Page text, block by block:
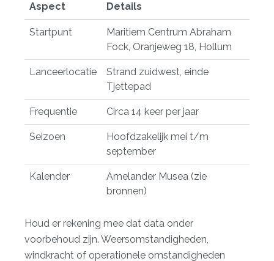
Aspect Details
Startpunt
Maritiem Centrum Abraham
Fock, Oranjeweg 18, Hollum
Lanceerlocatie
Strand zuidwest, einde
Tjettepad
Frequentie Circa 14 keer per jaar
Seizoen
Hoofdzakelijk mei t/m
september
Kalender
Amelander Musea (zie
bronnen)
Houd er rekening mee dat data onder
voorbehoud zijn. Weersomstandigheden,
windkracht of operationele omstandigheden